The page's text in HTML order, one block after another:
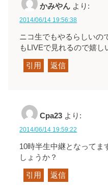
かみやん より:
2014/06/14 19:56:38
ニコ生でもやるらしいの
もLIVEで見れるので嬉し
引用 返信
Cpa23 より:
2014/06/14 19:59:22
10時半生中継となってま
しょうか？
引用 返信